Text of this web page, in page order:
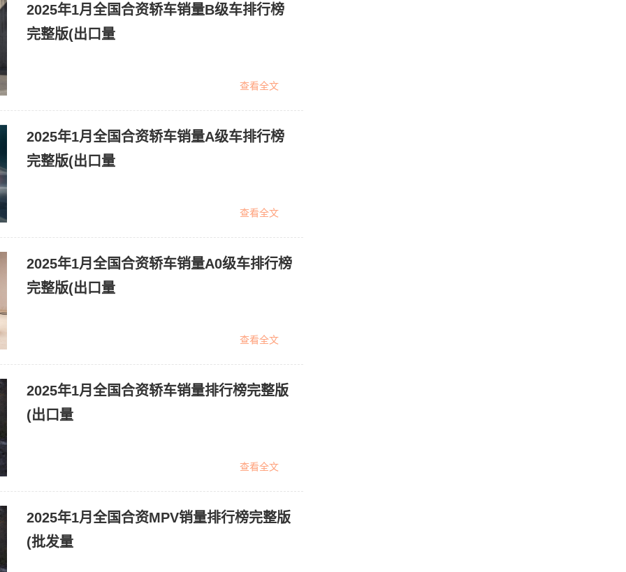
2025年1月全国合资轿车销量B级车排行榜
完整版(出口量
查看全文
2025年1月全国合资轿车销量A级车排行榜
完整版(出口量
查看全文
2025年1月全国合资轿车销量A0级车排行榜
完整版(出口量
查看全文
2025年1月全国合资轿车销量排行榜完整版
(出口量
查看全文
2025年1月全国合资MPV销量排行榜完整版
(批发量